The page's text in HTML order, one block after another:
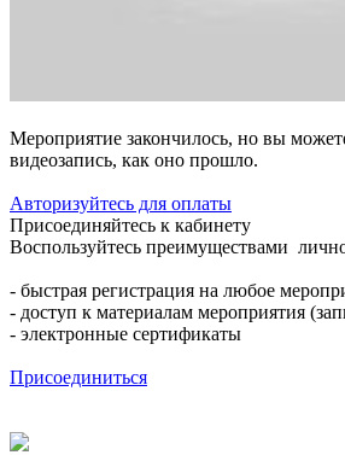
Мероприятие закончилось, но вы
видеозапись, как оно прошло.
Авторизуйтесь для оплаты
Присоединяйтесь к кабинету
Воспользуйтесь преимуществами
- быстрая регистрация на любое
- доступ к материалам мероприятия
- электронные сертификаты
Присоединиться